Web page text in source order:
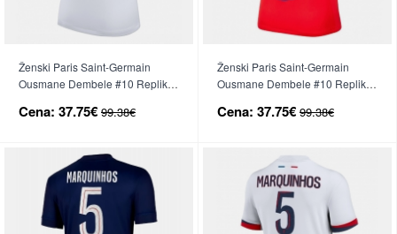
Ženski Paris Saint-Germain
Ousmane Dembele #10 Replika
26 Kratek Rokav
Cena: 37.75€ 99.38€
Ženski Paris Saint-Germain
Ousmane Dembele #10 Replika
Kratek Rokav
Cena: 37.75€ 99.38€